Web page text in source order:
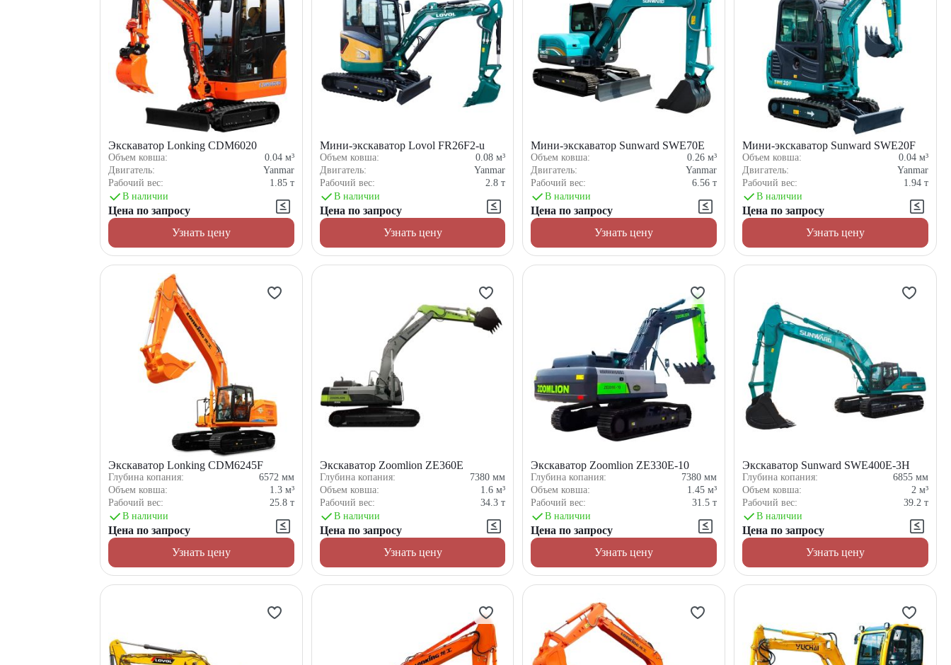
Экскаватор Lonking CDM6020
Объем ковша: 0.04 м³
Двигатель:
Yanmar
Рабочий вес:
1.85 т
В наличии
Цена по запросу
Узнать цену
Мини-экскаватор Lovol FR26F2-u
Объем ковша: 0.08м³
Двигатель:
Yanmar
Рабочий вес:
2.8т
В наличии
Цена по запросу
Узнать цену
Мини-экскаватор Sunward SWE70E
Объем ковша: 0.26м³
Двигатель:
Yanmar
Рабочий вес:
6.56т
В наличии
Цена по запросу
Узнать цену
Мини-экскаватор Sunward SWE20F
Объем ковша: 0.04 м³
Двигатель:
Yanmar
Рабочий вес:
1.94 т
В наличии
Цена по запросу
Узнать цену
Экскаватор Lonking CDM6245F
Глубина копания: 6572 мм
Объем ковша:
1.3 м³
Рабочий вес:
25.8 т
В наличии
Цена по запросу
Узнать цену
Экскаватор Zoomlion ZE360E
Глубина копания: 7380мм
Объем ковша:
1.6м³
Рабочий вес:
34.3т
В наличии
Цена по запросу
Узнать цену
Экскаватор Zoomlion ZE330E-10
Глубина копания: 7380мм
Объем ковша:
1.45м³
Рабочий вес:
31.5т
В наличии
Цена по запросу
Узнать цену
Экскаватор Sunward SWE400E-3H
Глубина копания: 6855 мм
Объем ковша:
2 м³
Рабочий вес:
39.2 т
В наличии
Цена по запросу
Узнать цену